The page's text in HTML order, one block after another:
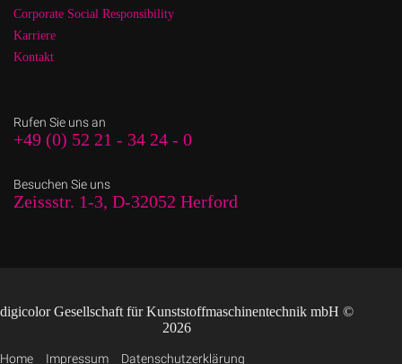
Corporate Social Responsibility
Karriere
Kontakt
Rufen Sie uns an
+49 (0) 52 21 - 34 24 - 0
Besuchen Sie uns
Zeissstr. 1-3, D-32052 Herford
digicolor Gesellschaft für Kunststoffmaschinentechnik mbH ©
2026
Home Impressum Datenschutzerklärung